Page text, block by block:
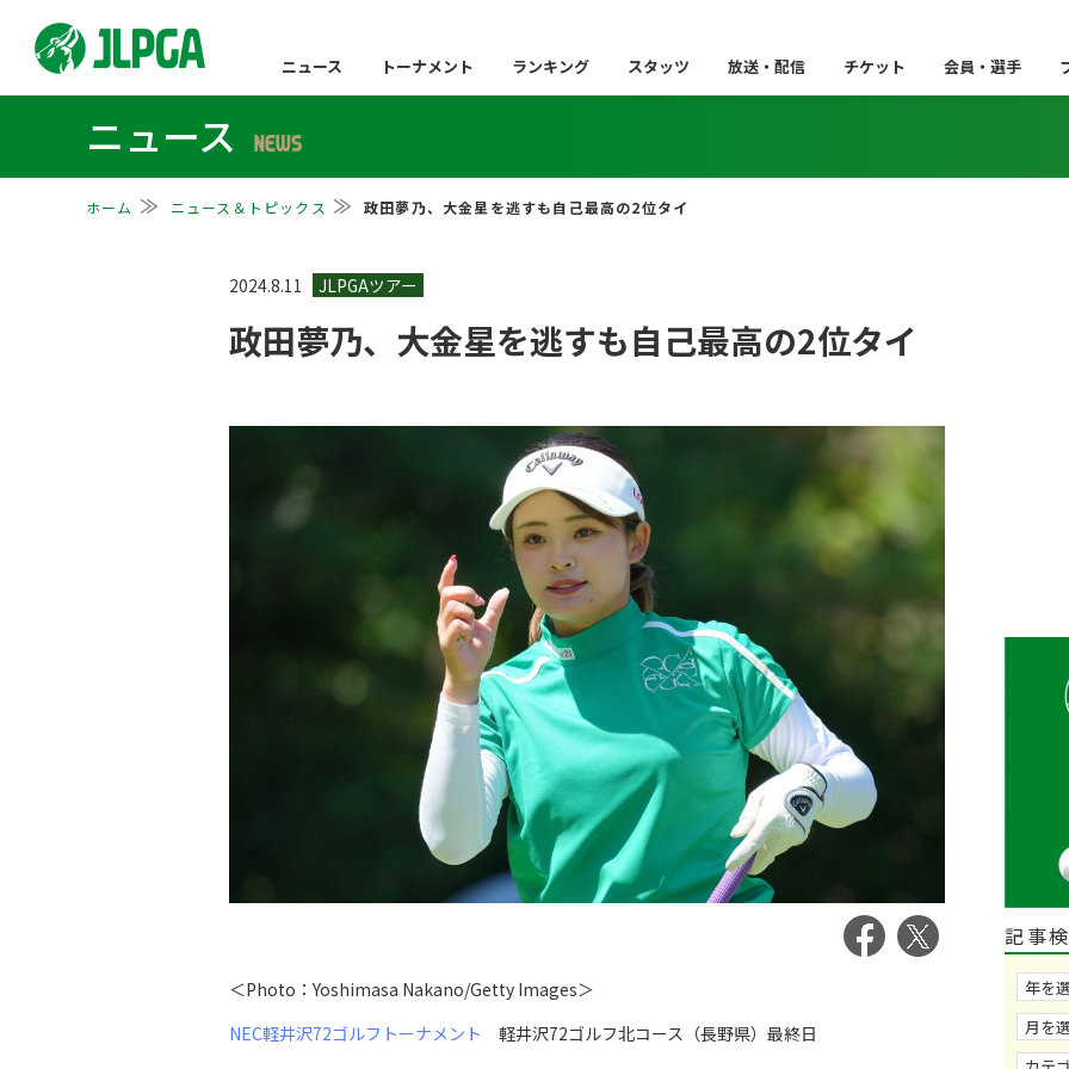
ニュース トーナメント ランキング スタッツ 放送・配信 チケット 会員・選手
ニュース NEWS
ホーム ニュース＆トピックス 政田夢乃、大金星を逃すも自己最高の2位タイ
2024.8.11
政田夢乃、大金星を逃すも自己最高の2位タイ
＜Photo：Yoshimasa Nakano/Getty Images＞
NEC軽井沢72ゴルフトーナメント 軽井沢72ゴルフ北コース（長野県）最終日
記事